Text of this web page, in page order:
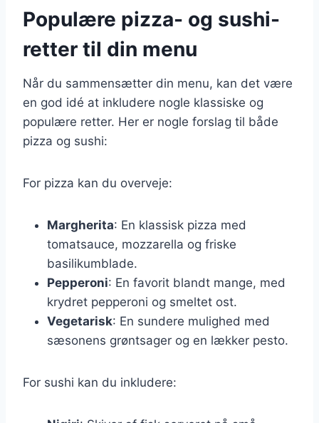
Populære pizza- og sushi-
retter til din menu
Når du sammensætter din menu, kan det være
en god idé at inkludere nogle klassiske og
populære retter. Her er nogle forslag til både
pizza og sushi:
For pizza kan du overveje:
Margherita: En klassisk pizza med
tomatsauce, mozzarella og friske
basilikumblade.
Pepperoni: En favorit blandt mange, med
krydret pepperoni og smeltet ost.
Vegetarisk: En sundere mulighed med
sæsonens grøntsager og en lækker pesto.
For sushi kan du inkludere: